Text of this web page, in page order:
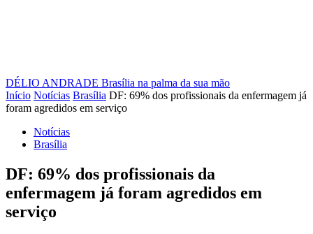
DÉLIO ANDRADE Brasília na palma da sua mão
Início Notícias Brasília DF: 69% dos profissionais da enfermagem já
foram agredidos em serviço
Notícias
Brasília
DF: 69% dos profissionais da
enfermagem já foram agredidos em
serviço